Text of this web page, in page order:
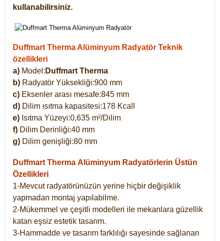
kullanabilirsiniz.
Duffmart Therma Alüminyum Radyatör Teknik
özellikleri
a) Model: Duffmart Therma
b) Radyatör Yüksekliği:900 mm
c) Eksenler arası mesafe:845 mm
d) Dilim ısıtma kapasitesi:178 Kcall
e) Isıtma Yüzeyi:0,635 m²/Dilim
f) Dilim Derinliği:40 mm
g) Dilim genişliği:80 mm
Duffmart Therma Alüminyum Radyatörlerin Üstün
Özellikleri
1-Mevcut radyatörünüzün yerine hiçbir değişiklik
yapmadan montaj yapılabilme.
2-Mükemmel ve çeşitli modelleri ile mekanlara güzellik
katan eşsiz estetik tasarım.
3-Hammadde ve tasarım farklılığı sayesinde sağlanan